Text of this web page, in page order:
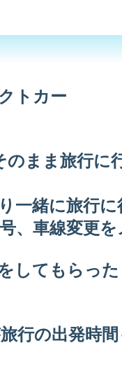
トカー
のまま旅行
一緒に旅行
、車線変更を
してもらっ
行の出発時